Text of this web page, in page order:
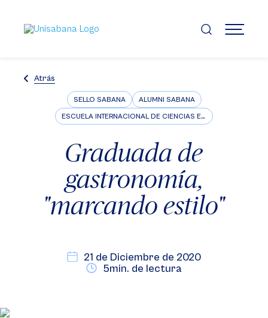
contenido
principal
MENÚ
Atrás
SELLO SABANA ALUMNI SABANA
ESCUELA INTERNACIONAL DE CIENCIAS ECONÓMICAS Y ADMINISTRATIVAS
Graduada de
gastronomía,
"marcando estilo"
21 de Diciembre de 2020
5min. de lectura